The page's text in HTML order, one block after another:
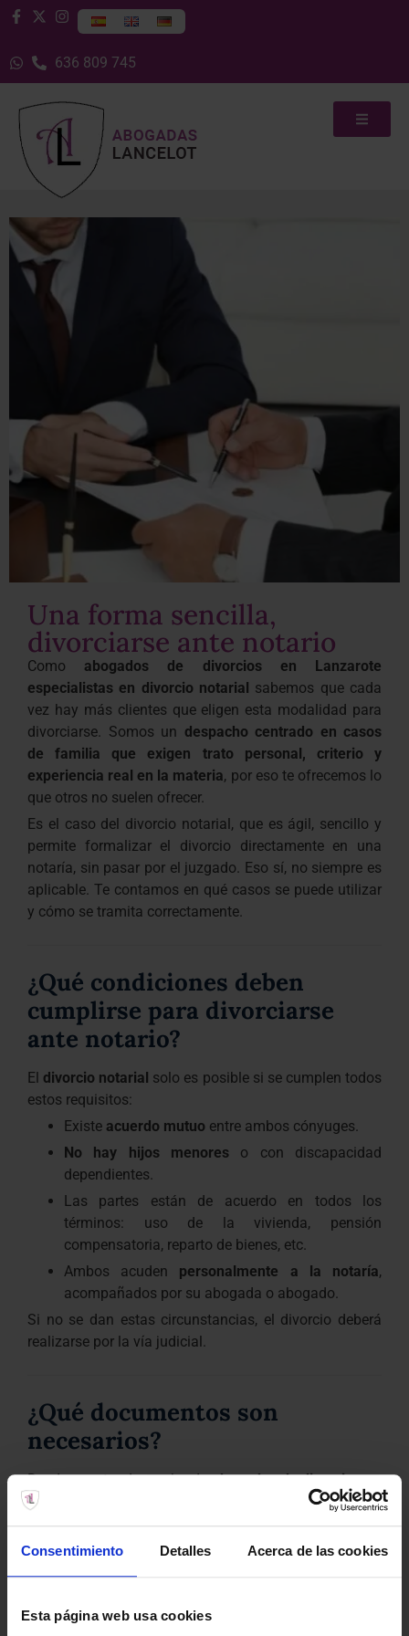
Consentimiento Detalles Acerca de las cookies
Esta página web usa cookies
636 809 745
Una forma sencilla,
divorciarse ante notario
Como abogados de divorcios en Lanzarote
especialistas en divorcio notarial sabemos que cada
vez hay más clientes que eligen esta modalidad para
divorciarse. Somos un despacho centrado en casos
de familia que exigen trato personal, criterio y
experiencia real en la materia, por eso te ofrecemos lo
que otros no suelen ofrecer.
Es el caso del divorcio notarial, que es ágil, sencillo y
permite formalizar el divorcio directamente en una
notaría, sin pasar por el juzgado. Eso sí, no siempre es
aplicable. Te contamos en qué casos se puede utilizar
y cómo se tramita correctamente.
¿Qué condiciones deben
cumplirse para divorciarse
ante notario?
El divorcio notarial solo es posible si se cumplen todos
estos requisitos:
Existe acuerdo mutuo entre ambos cónyuges.
No hay hijos menores o con discapacidad
dependientes.
Las partes están de acuerdo en todos los
términos: uso de la vivienda, pensión
compensatoria, reparto de bienes, etc.
Ambos acuden personalmente a la notaría,
acompañados por su abogada o abogado.
Si no se dan estas circunstancias, el divorcio deberá
realizarse por la vía judicial.
¿Qué documentos son
necesarios?
Desde nuestro despacho deabogados de divorcios en
Lanzarote
, te ayudamos a preparar toda la
documentación que exige la notaría:
Convenio reguladorfirmado por ambas partes.
Certificado literal de matrimonio
Libro de familia